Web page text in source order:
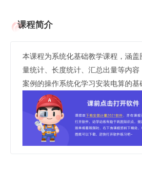
课程简介
本课程为系统化基础教学课程，涵盖
量统计、长度统计、汇总出量等内容
案例的操作系统化学习安装电算的基